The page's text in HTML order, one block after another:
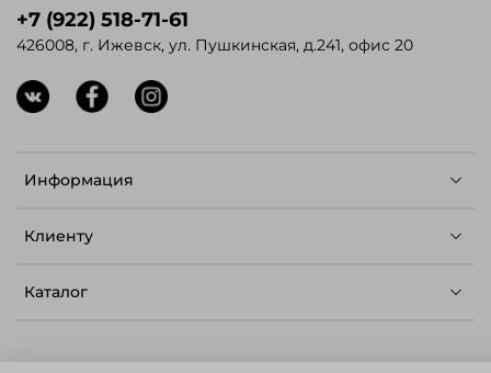
Информация
Клиенту
Каталог
+7 (922) 518-71-61
426008, г. Ижевск, ул. Пушкинская, д.241, офис 20